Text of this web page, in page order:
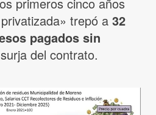
trepó a 32
pagados sin
del contrato.